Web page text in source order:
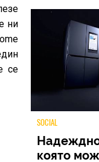
ни
се
TECH